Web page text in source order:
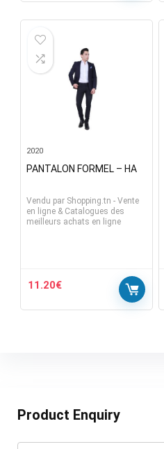
2020
PANTALON FORMEL – HA
Vendu parShopping.tn - Vente
en ligne & Catalogues des
meilleurs achats en ligne
11.20€
Product Enquiry